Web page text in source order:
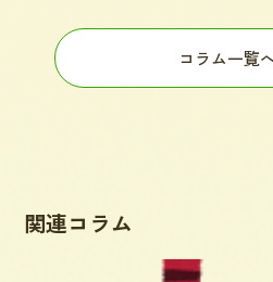
コラム一覧
関連コラム